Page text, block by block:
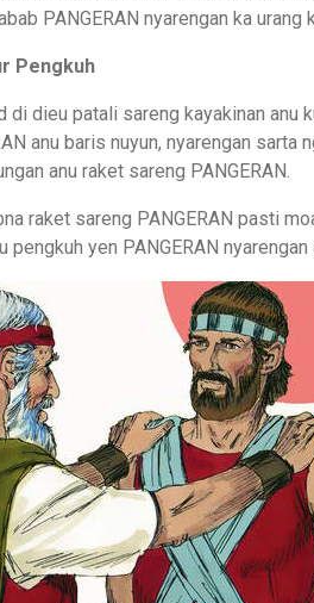
PANGERAN nyarengan ka
Pengkuh
di dieu patali sareng kayakinan anu
anu baris nuyun, nyarengan sarta
anu raket sareng PANGERAN.
raket sareng PANGERAN pasti
pengkuh yen PANGERAN nyarengan